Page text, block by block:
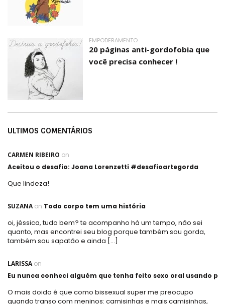
EMPODERAMENTO
20 páginas anti-gordofobia que
você precisa conhecer !
ULTIMOS COMENTÁRIOS
CARMEN RIBEIRO on
Aceitou o desafio: Joana Lorenzetti #desafioartegorda
Que lindeza!
SUZANAon Todo corpo tem uma história
oi, jéssica, tudo bem? te acompanho há um tempo, não sei
quanto, mas encontrei seu blog porque também sou gorda,
também sou sapatão e ainda […]
LARISSAon
Eu nunca conheci alguém que tenha feito sexo oral usando
O mais doido é que como bissexual super me preocupo
quando transo com meninos: camisinhas e mais camisinhas,